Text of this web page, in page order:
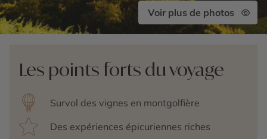
Voir plus de photos
Les points forts du voyage
Survol des vignes en montgolfière
Des expériences épicuriennes riches